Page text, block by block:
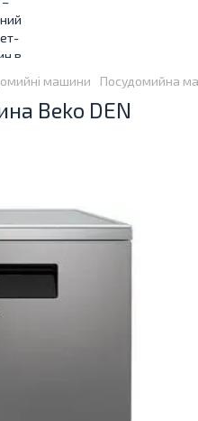
машини Посудомийна
Beko DEN